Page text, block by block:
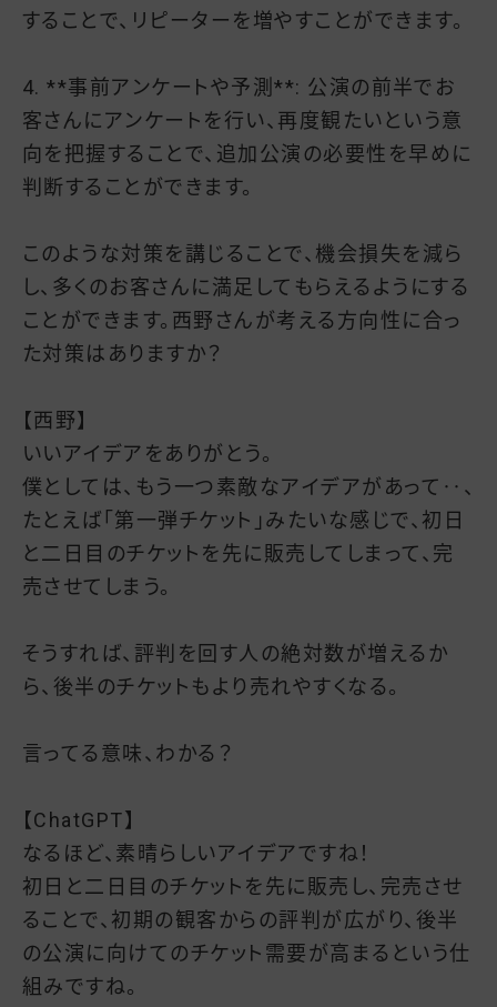
することで、リピーターを増やすことができます。
4. **事前アンケートや予測**: 公演の前半でお
客さんにアンケートを行い、再度観たいという意
向を把握することで、追加公演の必要性を早めに
判断することができます。
このような対策を講じることで、機会損失を減ら
し、多くのお客さんに満足してもらえるようにする
ことができます。西野さんが考える方向性に合っ
た対策はありますか？
【西野】
いいアイデアをありがとう。
僕としては、もう一つ素敵なアイデアがあって‥、
たとえば「第一弾チケット」みたいな感じで、初日
と二日目のチケットを先に販売してしまって、完
売させてしまう。
そうすれば、評判を回す人の絶対数が増えるか
ら、後半のチケットもより売れやすくなる。
言ってる意味、わかる？
【ChatGPT】
なるほど、素晴らしいアイデアですね！
初日と二日目のチケットを先に販売し、完売させ
ることで、初期の観客からの評判が広がり、後半
の公演に向けてのチケット需要が高まるという仕
組みですね。